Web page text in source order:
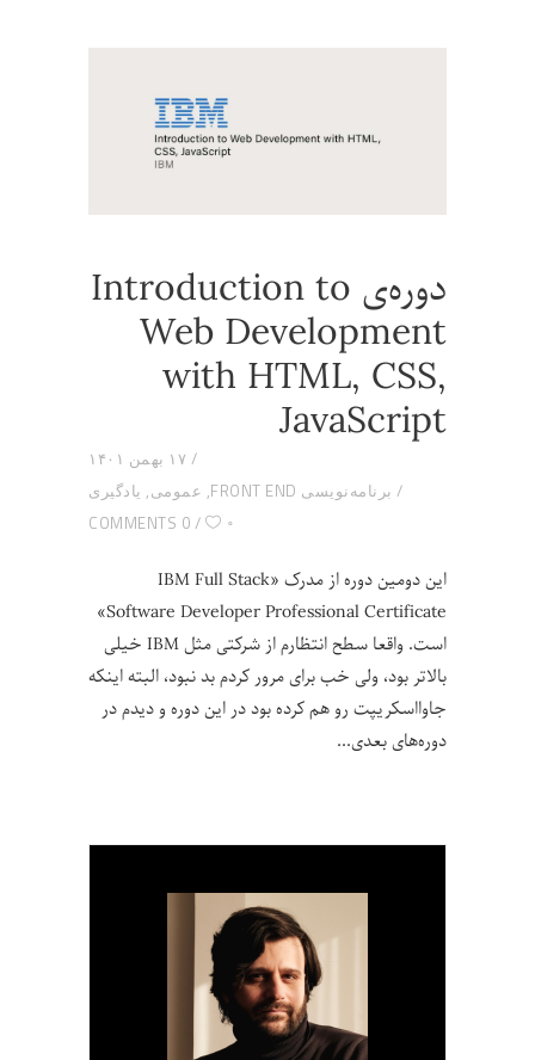
دوره‌ی Introduction to
Web Development
with HTML, CSS,
JavaScript
۱۷ بهمن ۱۴۰۱
برنامه‌نویسی FRONT END
, عمومی, یادگیری
0 COMMENTS
۰
این دومین دوره از مدرک «IBM Full Stack
Software Developer Professional Certificate»
است. واقعا سطح انتظارم از شرکتی مثل IBM خیلی
بالاتر بود، ولی خب برای مرور کردم بد نبود، البته اینکه
جاوااسکریپت رو هم کرده بود در این دوره و دیدم در
دوره‌های بعدی